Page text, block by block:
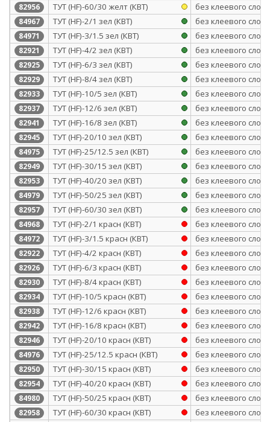
82956 ТУТ (HF)-60/30 желт (КВТ) без клеевого слоя
84967 ТУТ (HF)-2/1 зел (КВТ) без клеевого слоя
84971 ТУТ (HF)-3/1.5 зел (КВТ) без клеевого слоя
82921 ТУТ (HF)-4/2 зел (КВТ) без клеевого слоя
82925 ТУТ (HF)-6/3 зел (КВТ) без клеевого слоя
82929 ТУТ (HF)-8/4 зел (КВТ) без клеевого слоя
82933 ТУТ (HF)-10/5 зел (КВТ) без клеевого слоя
82937 ТУТ (HF)-12/6 зел (КВТ) без клеевого слоя
82941 ТУТ (HF)-16/8 зел (КВТ) без клеевого слоя
82945 ТУТ (HF)-20/10 зел (КВТ) без клеевого слоя
84975 ТУТ (HF)-25/12.5 зел (КВТ) без клеевого слоя
82949 ТУТ (HF)-30/15 зел (КВТ) без клеевого слоя
82953 ТУТ (HF)-40/20 зел (КВТ) без клеевого слоя
84979 ТУТ (HF)-50/25 зел (КВТ) без клеевого слоя
82957 ТУТ (HF)-60/30 зел (КВТ) без клеевого слоя
84968 ТУТ (HF)-2/1 красн (КВТ) без клеевого слоя
84972 ТУТ (HF)-3/1.5 красн (КВТ) без клеевого слоя
82922 ТУТ (HF)-4/2 красн (КВТ) без клеевого слоя
82926 ТУТ (HF)-6/3 красн (КВТ) без клеевого слоя
82930 ТУТ (HF)-8/4 красн (КВТ) без клеевого слоя
82934 ТУТ (HF)-10/5 красн (КВТ) без клеевого слоя
82938 ТУТ (HF)-12/6 красн (КВТ) без клеевого слоя
82942 ТУТ (HF)-16/8 красн (КВТ) без клеевого слоя
82946 ТУТ (HF)-20/10 красн (КВТ) без клеевого слоя
84976 ТУТ (HF)-25/12.5 красн (КВТ) без клеевого слоя
82950 ТУТ (HF)-30/15 красн (КВТ) без клеевого слоя
82954 ТУТ (HF)-40/20 красн (КВТ) без клеевого слоя
84980 ТУТ (HF)-50/25 красн (КВТ) без клеевого слоя
82958 ТУТ (HF)-60/30 красн (КВТ)
без клеевого слоя